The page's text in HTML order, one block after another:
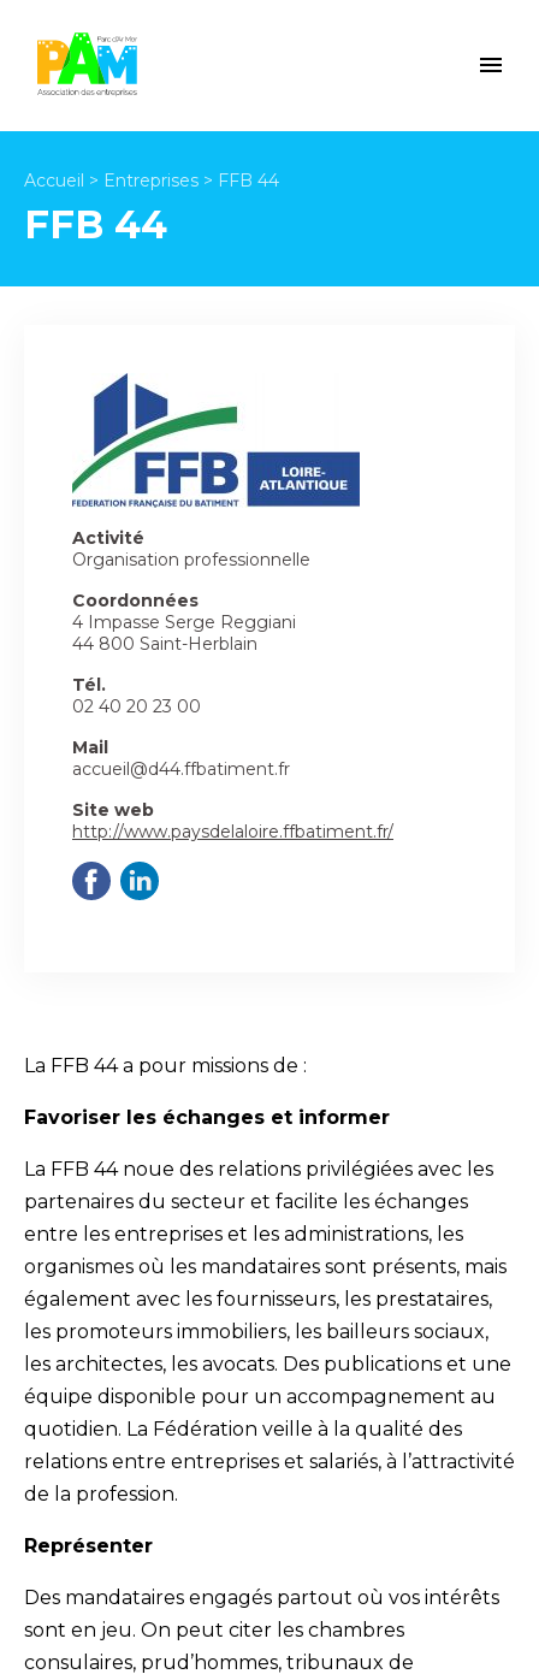
Accueil > Entreprises > FFB 44
FFB 44
Activité
Organisation professionnelle
Coordonnées
4 Impasse Serge Reggiani
44 800 Saint-Herblain
Tél.
02 40 20 23 00
Mail
accueil@d44.ffbatiment.fr
Site web
http://www.paysdelaloire.ffbatiment.fr/
La FFB 44 a pour missions de :
Favoriser les échanges et informer
La FFB 44 noue des relations privilégiées avec les
partenaires du secteur et facilite les échanges
entre les entreprises et les administrations, les
organismes où les mandataires sont présents, mais
également avec les fournisseurs, les prestataires,
les promoteurs immobiliers, les bailleurs sociaux,
les architectes, les avocats. Des publications et une
équipe disponible pour un accompagnement au
quotidien. La Fédération veille à la qualité des
relations entre entreprises et salariés, à l’attractivité
de la profession.
Représenter
Des mandataires engagés partout où vos intérêts
sont en jeu. On peut citer les chambres
consulaires, prud’hommes, tribunaux de